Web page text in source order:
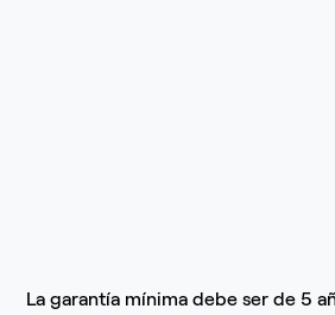
La garantía mínima debe ser de 5